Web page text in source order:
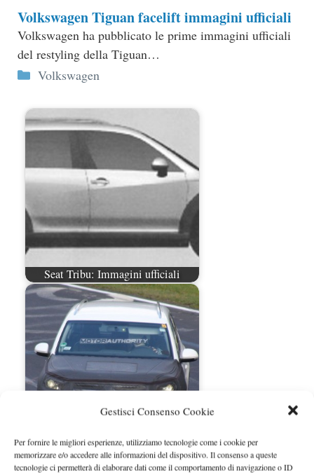
Gestisci Consenso Cookie
Per fornire le migliori esperienze, utilizziamo tecnologie come i cookie per
memorizzare e/o accedere alle informazioni del dispositivo. Il consenso a queste
tecnologie ci permetterà di elaborare dati come il comportamento di navigazione o ID
Volkswagen Tiguan facelift immagini ufficiali
Volkswagen ha pubblicato le prime immagini ufficiali
del restyling della Tiguan…
Categorie
Volkswagen
Seat Tribu: Immagini ufficiali
Volkswagen Tiguan MY 2011 foto
spia